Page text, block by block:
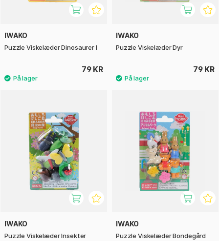
IWAKO
Puzzle Viskelæder Dinosaurer I
79 KR
IWAKO
Puzzle Viskelæder Dyr
79 KR
IWAKO
Puzzle Viskelæder Insekter
IWAKO
Puzzle Viskelæder Bondegård